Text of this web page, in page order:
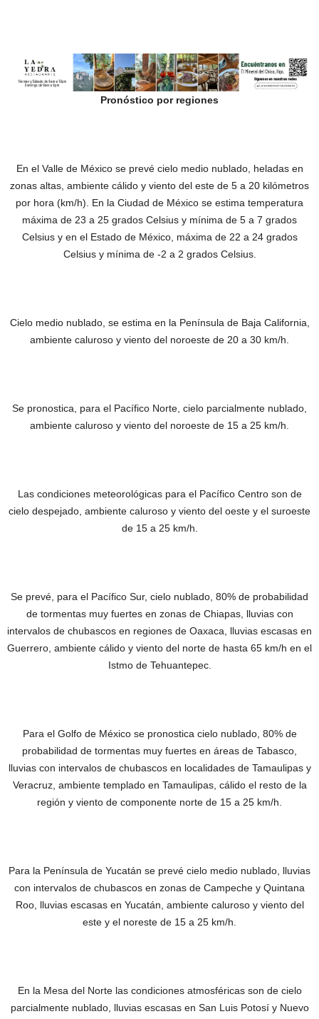
Pronóstico por regiones
En el Valle de México se prevé cielo medio nublado, heladas en
zonas altas, ambiente cálido y viento del este de 5 a 20 kilómetros
por hora (km/h). En la Ciudad de México se estima temperatura
máxima de 23 a 25 grados Celsius y mínima de 5 a 7 grados
Celsius y en el Estado de México, máxima de 22 a 24 grados
Celsius y mínima de -2 a 2 grados Celsius.
Cielo medio nublado, se estima en la Península de Baja California,
ambiente caluroso y viento del noroeste de 20 a 30 km/h.
Se pronostica, para el Pacífico Norte, cielo parcialmente nublado,
ambiente caluroso y viento del noroeste de 15 a 25 km/h.
Las condiciones meteorológicas para el Pacífico Centro son de
cielo despejado, ambiente caluroso y viento del oeste y el suroeste
de 15 a 25 km/h.
Se prevé, para el Pacífico Sur, cielo nublado, 80% de probabilidad
de tormentas muy fuertes en zonas de Chiapas, lluvias con
intervalos de chubascos en regiones de Oaxaca, lluvias escasas en
Guerrero, ambiente cálido y viento del norte de hasta 65 km/h en el
Istmo de Tehuantepec.
Para el Golfo de México se pronostica cielo nublado, 80% de
probabilidad de tormentas muy fuertes en áreas de Tabasco,
lluvias con intervalos de chubascos en localidades de Tamaulipas y
Veracruz, ambiente templado en Tamaulipas, cálido el resto de la
región y viento de componente norte de 15 a 25 km/h.
Para la Península de Yucatán se prevé cielo medio nublado, lluvias
con intervalos de chubascos en zonas de Campeche y Quintana
Roo, lluvias escasas en Yucatán, ambiente caluroso y viento del
este y el noreste de 15 a 25 km/h.
En la Mesa del Norte las condiciones atmosféricas son de cielo
parcialmente nublado, lluvias escasas en San Luis Potosí y Nuevo